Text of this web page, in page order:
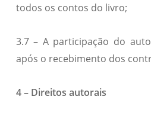
todos os contos do livro;
3.7 – A participação do
após o recebimento dos
4 – Direitos autorais